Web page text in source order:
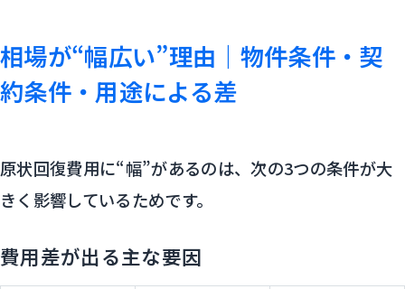
相場が“幅広い”理由｜物件条件・契
約条件・用途による差
原状回復費用に“幅”があるのは、次の3つの条件が大
きく影響しているためです。
費用差が出る主な要因